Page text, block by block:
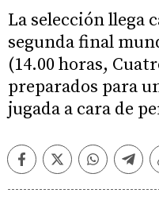
La selección llega
segunda final
(14.00 horas,
preparados para
jugada a cara de
FacebookTwitterWhatsapp